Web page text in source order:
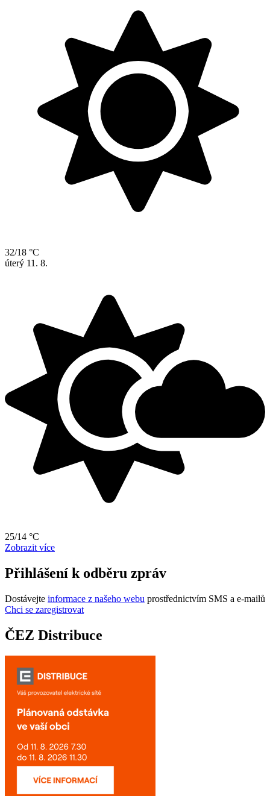
32/18 °C
úterý 11. 8.
25/14 °C
Zobrazit více
Přihlášení k odběru zpráv
Dostávejte informace z našeho webu prostřednictvím SMS a e-mailů
Chci se zaregistrovat
ČEZ Distribuce